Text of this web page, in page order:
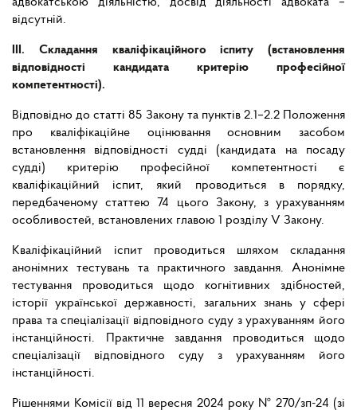
відсутній.
ІІІ. Складання кваліфікаційного іспиту (встановлення
відповідності кандидата критерію професійної
компетентності).
Відповідно до статті 85 Закону та пунктів 2.1–2.2 Положення
про кваліфікаційне оцінювання основним засобом
встановлення відповідності судді (кандидата на посаду
судді) критерію професійної компетентності є
кваліфікаційний іспит, який проводиться в порядку,
передбаченому статтею 74 цього Закону, з урахуванням
особливостей, встановлених главою 1 розділу V Закону.
Кваліфікаційний іспит проводиться шляхом складання
анонімних тестувань та практичного завдання. Анонімне
тестування проводиться щодо когнітивних здібностей,
історії української державності, загальних знань у сфері
права та спеціалізації відповідного суду з урахуванням його
інстанційності. Практичне завдання проводиться щодо
спеціалізації відповідного суду з урахуванням його
інстанційності.
Рішеннями Комісії від 11 вересня 2024 року № 270/зп-24 (зі